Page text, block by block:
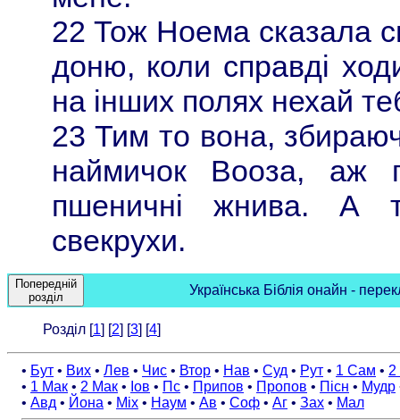
22 Тож Ноема сказала
доню, коли справді
на інших полях нехай
23 Тим то вона,
наймичок Вооза, аж
пшеничні жнива. А
свекрухи.
Попередній
розділ
Українська Біблія онайн -
Розділ [1] [2] [3] [4]
• Бут • Вих • Лев • Чис • Втор • Нав • Суд • Рут • 1 Сам •
• 1 Мак • 2 Мак • Іов • Пс • Припов • Пропов • Пісн • Мудр
• Авд • Йона • Міх • Наум • Ав • Соф • Аг • Зах • Мал